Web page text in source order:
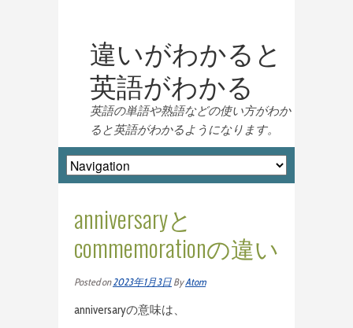
違いがわかると
英語がわかる
英語の単語や熟語などの使い方がわか
ると英語がわかるようになります。
anniversaryと
commemorationの違い
Posted on2023年1月3日 ByAtom
anniversaryの意味は、